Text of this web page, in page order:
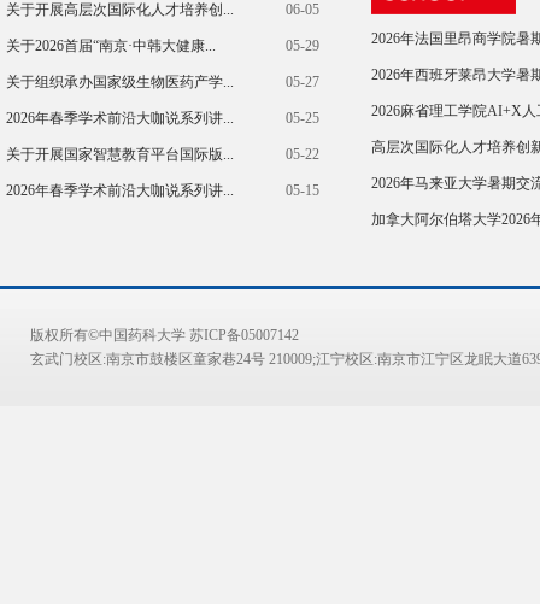
关于开展高层次国际化人才培养创... 06-05
关于2026首届“南京·中韩大健康... 05-29
关于组织承办国家级生物医药产学... 05-27
2026年春季学术前沿大咖说系列讲... 05-25
关于开展国家智慧教育平台国际版... 05-22
2026年春季学术前沿大咖说系列讲... 05-15
2026年法国里昂商学院暑
2026年西班牙莱昂大学暑
2026麻省理工学院AI+X
高层次国际化人才培养创
2026年马来亚大学暑期交
加拿大阿尔伯塔大学2026
版权所有©中国药科大学 苏ICP备05007142
玄武门校区:南京市鼓楼区童家巷24号 210009;江宁校区:南京市江宁区龙眠大道